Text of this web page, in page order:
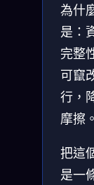
為什
是：
完整
可竄
行，
摩擦。
把這
是一